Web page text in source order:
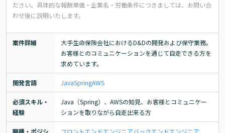
ださい。 具体的な報酬単価・企業名・労働条件につきましては、お問い合
わせ後に説明いたします。
案件詳細
大手生命保険会社におけるD&Dの開発および保守業務。
お客様とのコミュニケーションを通じて自走できる方を
求めています。
開発言語 JavaSpringAWS
必須スキル・
経験
Java（Spring）、AWSの知見、お客様とコミュニケー
ションを取りながら自走出来る方
職種・ポジシ
フロントエンドエンジニアバックエンドエンジニア